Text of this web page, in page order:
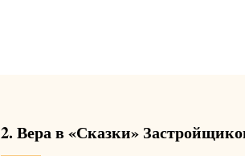
2. Вера в «Сказки»